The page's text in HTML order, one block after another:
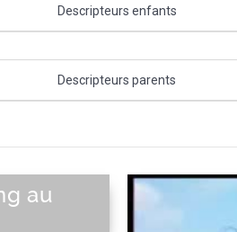
Descripteurs enfants
|Paysage sous marin|Rade|Banquise|
Plage|Calanque
Descripteurs parents
au